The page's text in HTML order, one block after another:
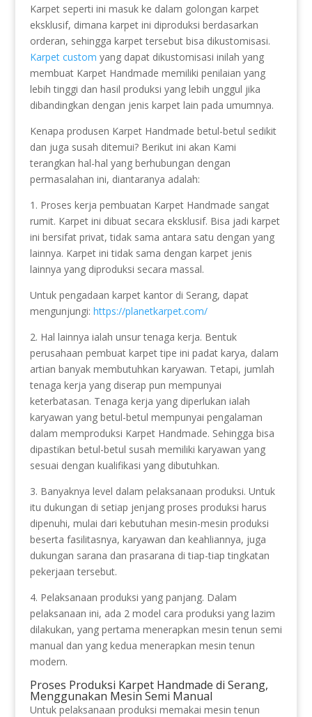
Karpet seperti ini masuk ke dalam golongan karpet
eksklusif, dimana karpet ini diproduksi berdasarkan
orderan, sehingga karpet tersebut bisa dikustomisasi.
Karpet custom yang dapat dikustomisasi inilah yang
membuat Karpet Handmade memiliki penilaian yang
lebih tinggi dan hasil produksi yang lebih unggul jika
dibandingkan dengan jenis karpet lain pada umumnya.
Kenapa produsen Karpet Handmade betul-betul sedikit
dan juga susah ditemui? Berikut ini akan Kami
terangkan hal-hal yang berhubungan dengan
permasalahan ini, diantaranya adalah:
1. Proses kerja pembuatan Karpet Handmade sangat
rumit. Karpet ini dibuat secara eksklusif. Bisa jadi karpet
ini bersifat privat, tidak sama antara satu dengan yang
lainnya. Karpet ini tidak sama dengan karpet jenis
lainnya yang diproduksi secara massal.
Untuk pengadaan karpet kantor di Serang, dapat
mengunjungi: https://planetkarpet.com/
2. Hal lainnya ialah unsur tenaga kerja. Bentuk
perusahaan pembuat karpet tipe ini padat karya, dalam
artian banyak membutuhkan karyawan. Tetapi, jumlah
tenaga kerja yang diserap pun mempunyai
keterbatasan. Tenaga kerja yang diperlukan ialah
karyawan yang betul-betul mempunyai pengalaman
dalam memproduksi Karpet Handmade. Sehingga bisa
dipastikan betul-betul susah memiliki karyawan yang
sesuai dengan kualifikasi yang dibutuhkan.
3. Banyaknya level dalam pelaksanaan produksi. Untuk
itu dukungan di setiap jenjang proses produksi harus
dipenuhi, mulai dari kebutuhan mesin-mesin produksi
beserta fasilitasnya, karyawan dan keahliannya, juga
dukungan sarana dan prasarana di tiap-tiap tingkatan
pekerjaan tersebut.
4. Pelaksanaan produksi yang panjang. Dalam
pelaksanaan ini, ada 2 model cara produksi yang lazim
dilakukan, yang pertama menerapkan mesin tenun semi
manual dan yang kedua menerapkan mesin tenun
modern.
Proses Produksi Karpet Handmade di Serang,
Menggunakan Mesin Semi Manual
Untuk pelaksanaan produksi memakai mesin tenun